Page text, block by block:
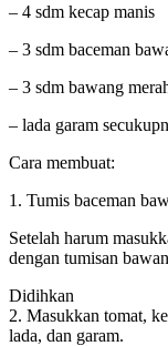
– 4 sdm kecap manis
– 3 sdm baceman
– 3 sdm bawang
– lada garam
Cara membuat:
1. Tumis baceman
Setelah harum
dengan tumisan
Didihkan
2. Masukkan tomat,
lada, dan garam.